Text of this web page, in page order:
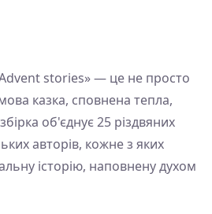
Advent stories» — це не просто
казка, сповнена тепла,
збірка об'єднує 25 різдвяних
авторів, кожне з яких
історію, наповнену духом